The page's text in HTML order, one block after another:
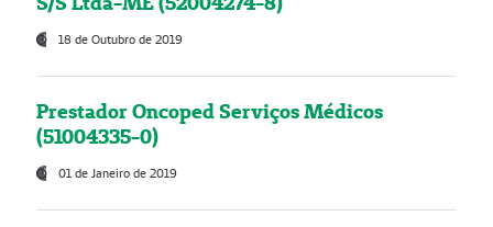
18 de Outubro de 2019
Prestador Oncoped Serviços Médicos
(51004335-0)
01 de Janeiro de 2019